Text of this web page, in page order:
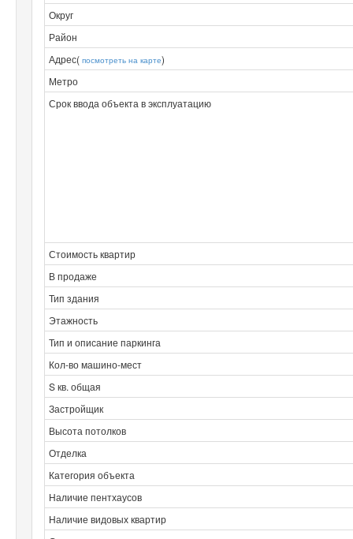
Округ
Район
Адрес( посмотреть на карте)
Метро
Срок ввода объекта в эксплуатацию
Стоимость квартир
В продаже
Тип здания
Этажность
Тип и описание паркинга
Кол-во машино-мест
S кв. общая
Застройщик
Высота потолков
Отделка
Категория объекта
Наличие пентхаусов
Наличие видовых квартир